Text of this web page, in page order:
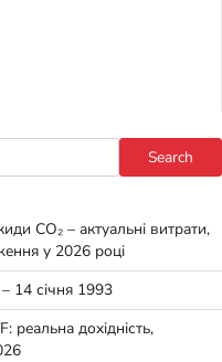
Search
CO₂ – актуальні витрати,
у 2026 році
14 січня 1993
реальна дохідність,